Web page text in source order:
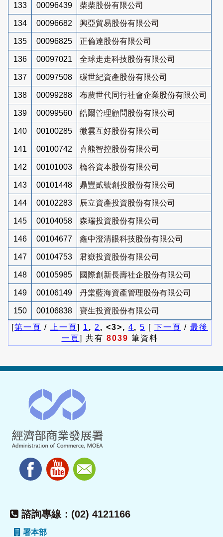
133 00096439 柴柴股份有限公司
134 00096682 興亞貿易股份有限公司
135 00096825 正倫達股份有限公司
136 00097021 全球走走科技股份有限公司
137 00097508 碳世紀資產股份有限公司
138 00099288 布農世代同行社會企業股份有限公司
139 00099560 皓爾管理顧問股份有限公司
140 00100285 微雲互好股份有限公司
141 00100742 喜熊智控股份有限公司
142 00101003 橋谷資本股份有限公司
143 00101448 鼎豐貳號創投股份有限公司
144 00102283 辰立資產投資股份有限公司
145 00104058 森瑞投資股份有限公司
146 00104677 鑫中澄清眼科技股份有限公司
147 00104753 君嶽投資股份有限公司
148 00105985 國際創新長壽社企股份有限公司
149 00106149 丹棠藍海資產管理股份有限公司
150 00106838
寶生投資股份有限公司
[第一頁 / 上一頁] 1 , 2 , <3>, 4, 5 [ 下一頁 / 最後
一頁] 共有 8039 筆資料
諮詢專線：(02) 4121166
署本部